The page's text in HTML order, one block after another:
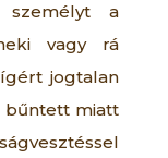
a
vagy rá
jogtalan
bűntett miatt